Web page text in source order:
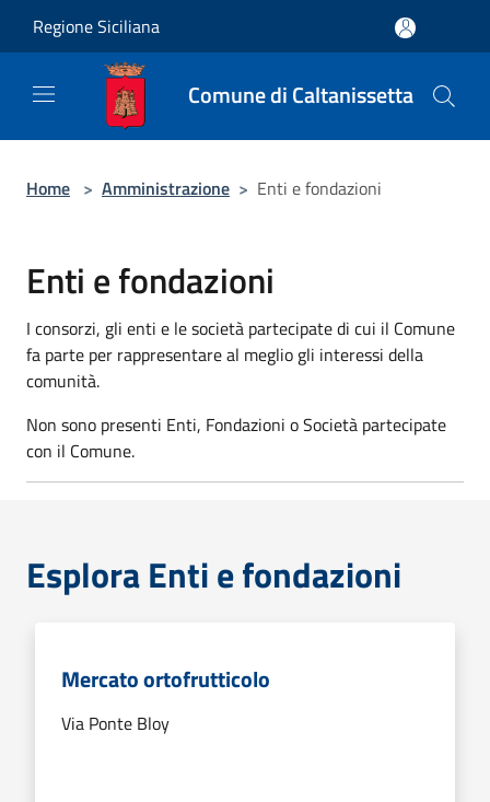
Regione Siciliana
Comune di Caltanissetta
Home > Amministrazione > Enti e fondazioni
Enti e fondazioni
I consorzi, gli enti e le società partecipate di cui il Comune
fa parte per rappresentare al meglio gli interessi della
comunità.
Non sono presenti Enti, Fondazioni o Società partecipate
con il Comune.
Esplora Enti e fondazioni
Mercato ortofrutticolo
Via Ponte Bloy